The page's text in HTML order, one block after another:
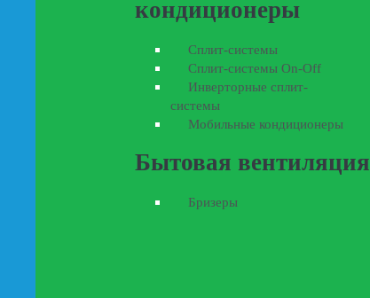
кондиционеры
Сплит-системы
Сплит-системы On-Off
Инверторные сплит-
системы
Мобильные кондиционеры
Бытовая вентиляция
Бризеры